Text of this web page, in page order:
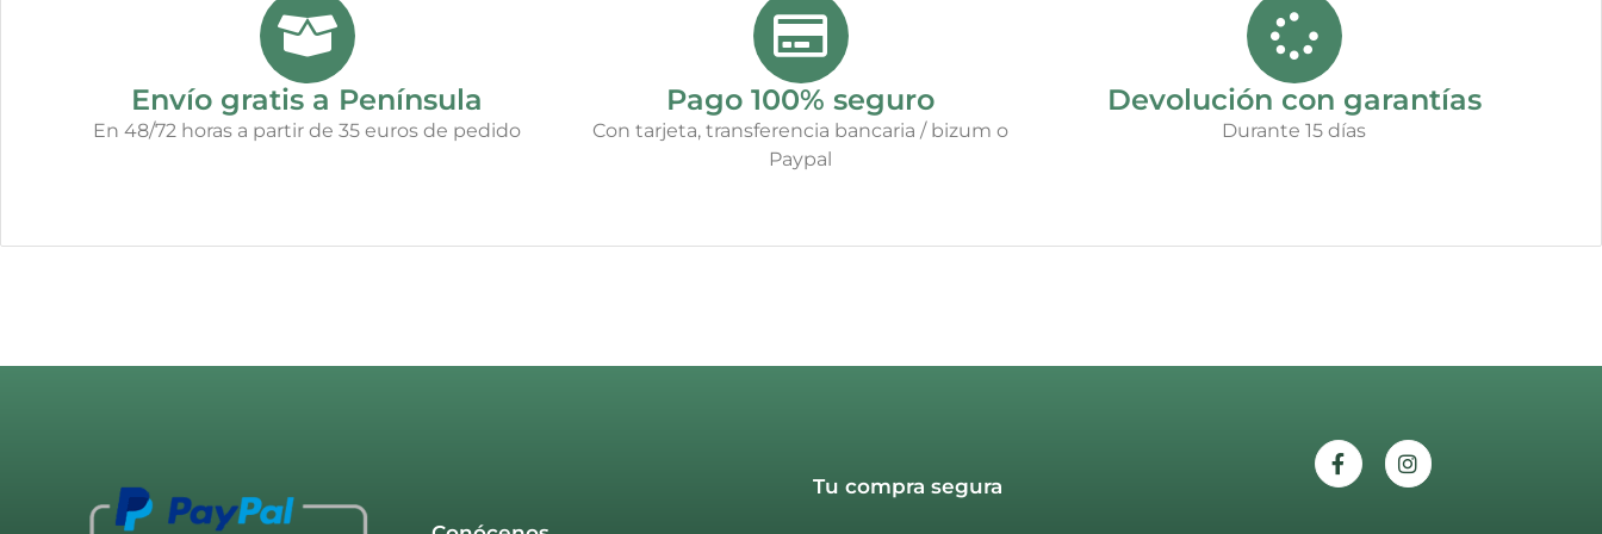
Envío gratis a Península
En 48/72 horas a partir de 35 euros de pedido
Pago 100% seguro
Con tarjeta, transferencia bancaria / bizum o
Paypal
Devolución con garantías
Durante 15 días
Tu compra segura